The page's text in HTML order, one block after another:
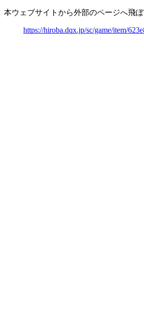
本ウェブサイトから外部のページへ飛ぼ
https://hiroba.dqx.jp/sc/game/item/